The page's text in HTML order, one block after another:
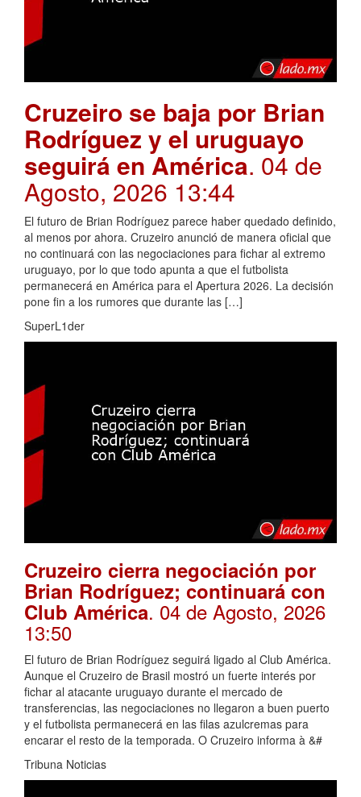
Cruzeiro se baja por Brian
Rodríguez y el uruguayo
seguirá en América. 04 de
Agosto, 2026 13:44
El futuro de Brian Rodríguez parece haber quedado definido,
al menos por ahora. Cruzeiro anunció de manera oficial que
no continuará con las negociaciones para fichar al extremo
uruguayo, por lo que todo apunta a que el futbolista
permanecerá en América para el Apertura 2026. La decisión
pone fin a los rumores que durante las […]
SuperL1der
Cruzeiro cierra negociación por
Brian Rodríguez; continuará con
Club América. 04 de Agosto, 2026
13:50
El futuro de Brian Rodríguez seguirá ligado al Club América.
Aunque el Cruzeiro de Brasil mostró un fuerte interés por
fichar al atacante uruguayo durante el mercado de
transferencias, las negociaciones no llegaron a buen puerto
y el futbolista permanecerá en las filas azulcremas para
encarar el resto de la temporada. O Cruzeiro informa à &#
Tribuna Noticias